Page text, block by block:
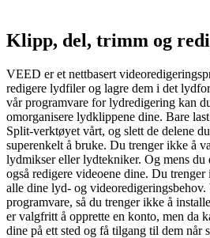
Klipp, del, trimm og
VEED er et nettbasert
redigere lydfiler og lagre dem i det
vår programvare for lydredigering kan
omorganisere lydklippene dine. Bare
Split-verktøyet vårt, og slett de delene
superenkelt å bruke. Du trenger ikke å
lydmikser eller lydtekniker. Og mens
også redigere videoene dine. Du
alle dine lyd- og
programvare, så du trenger ikke å
er valgfritt å opprette en konto, men da
dine på ett sted og få tilgang til dem når